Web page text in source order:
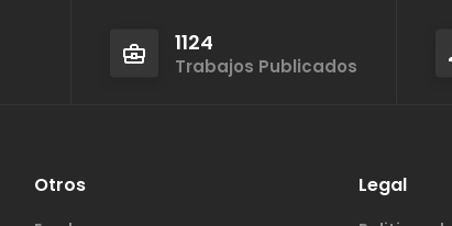
1124
Trabajos Publicados
Otros Legal